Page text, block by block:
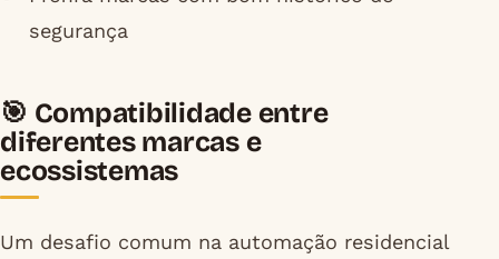
segurança
🎯 Compatibilidade entre
diferentes marcas e
ecossistemas
Um desafio comum na automação residencial